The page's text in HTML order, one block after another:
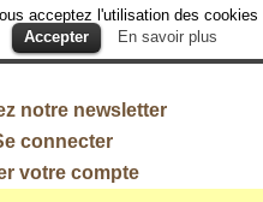
acceptez l'utilisation des cookies
Accepter En savoir plus
notre newsletter
connecter
votre compte